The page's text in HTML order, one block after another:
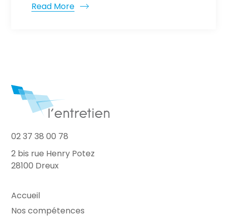
Read More
02 37 38 00 78
2 bis rue Henry Potez
28100 Dreux
Accueil
Nos compétences